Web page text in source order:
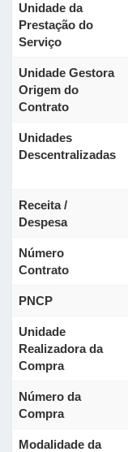
Unidade da
Prestação do
Serviço
Unidade Gestora
Origem do
Contrato
Unidades
Descentralizadas
Receita /
Despesa
Número
Contrato
PNCP
Unidade
Realizadora da
Compra
Número da
Compra
Modalidade da